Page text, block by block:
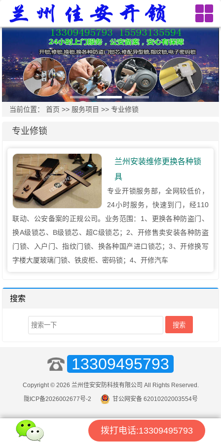
当前位置：首页 >> 服务项目 >>专业修锁
专业修锁
兰州安装维修更换各种锁
具
专业开锁服务部，全网较低价，
24小时服务，快速到门，经110
联动、公安备案的正规公司。业务范围：1、更换各种防盗门、
换A级锁芯、B级锁芯、超C级锁芯；2、开修售卖安装各种防盗
门锁、入户门、指纹门锁、换各种国产进口锁芯；3、开修换写
字楼大厦玻璃门锁、铁皮柜、密码锁；4、开修汽车
搜索
13309495793
Copyright © 2026 兰州佳安安防科技有限公司 All Rights Reserved.
陇ICP备2026002677号-2
甘公网安备 62010202003554号
拨打电话:13309495793